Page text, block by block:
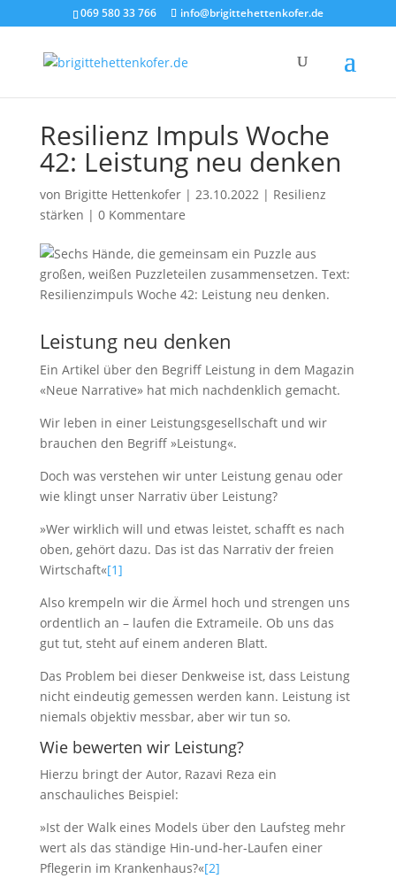
069 580 33 766 info@brigittehettenkofer.de
Resilienz Impuls Woche
42: Leistung neu denken
von Brigitte Hettenkofer| 23.10.2022| Resilienz
stärken | 0 Kommentare
Leistung neu denken
Ein Artikel über den Begriff Leistung in dem Magazin
«Neue Narrative» hat mich nachdenklich gemacht.
Wir leben in einer Leistungsgesellschaft und wir
brauchen den Begriff »Leistung«.
Doch was verstehen wir unter Leistung genau oder
wie klingt unser Narrativ über Leistung?
»Wer wirklich will und etwas leistet, schafft es nach
oben, gehört dazu. Das ist das Narrativ der freien
Wirtschaft«[1]
Also krempeln wir die Ärmel hoch und strengen uns
ordentlich an – laufen die Extrameile. Ob uns das
gut tut, steht auf einem anderen Blatt.
Das Problem bei dieser Denkweise ist, dass Leistung
nicht eindeutig gemessen werden kann. Leistung ist
niemals objektiv messbar, aber wir tun so.
Wie bewerten wir Leistung?
Hierzu bringt der Autor, Razavi Reza ein
anschauliches Beispiel:
»Ist der Walk eines Models über den Laufsteg mehr
wert als das ständige Hin-und-her-Laufen einer
Pflegerin im Krankenhaus?«[2]